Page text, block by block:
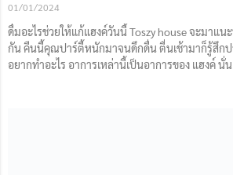
01/01/2024
ดื่มอะไรช่วยให้แก้แฮงค์วันนี้ Toszy house จะมาแน
กัน คืนนี้คุณปาร์ตี้หนักมาจนดึกดื่น ตื่นเช้ามาก็รู้สึกป
อยากทำอะไร อาการเหล่านี้เป็นอาการของ แฮงค์ นั่น